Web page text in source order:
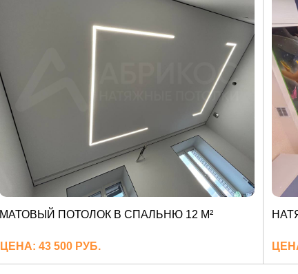
ЦЕНА: 43 500 РУБ.
МАТОВЫЙ ПОТОЛОК В СПАЛЬНЮ 12 М²